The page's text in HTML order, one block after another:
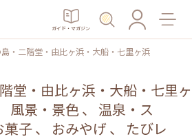
ガイド・マガジン
・二階堂・由比ヶ浜・大船・七里ヶ浜
堂・由比ヶ浜・大船・七里ヶ
風景・景色、 温泉・ス
菓子、 おみやげ 、 たびレ